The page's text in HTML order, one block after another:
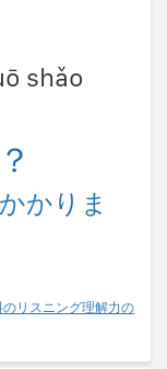
shǎo
かりま
のリスニング理解力の